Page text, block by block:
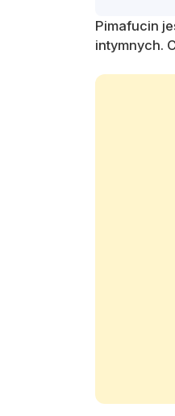
Pimafucin
intymnych.